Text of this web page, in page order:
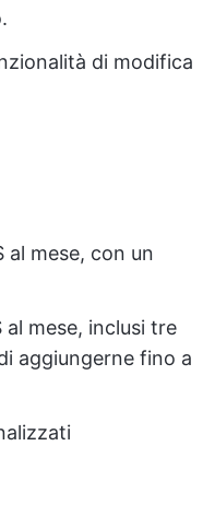
di modifica
al mese, con un
mese, inclusi tre
aggiungerne fino a